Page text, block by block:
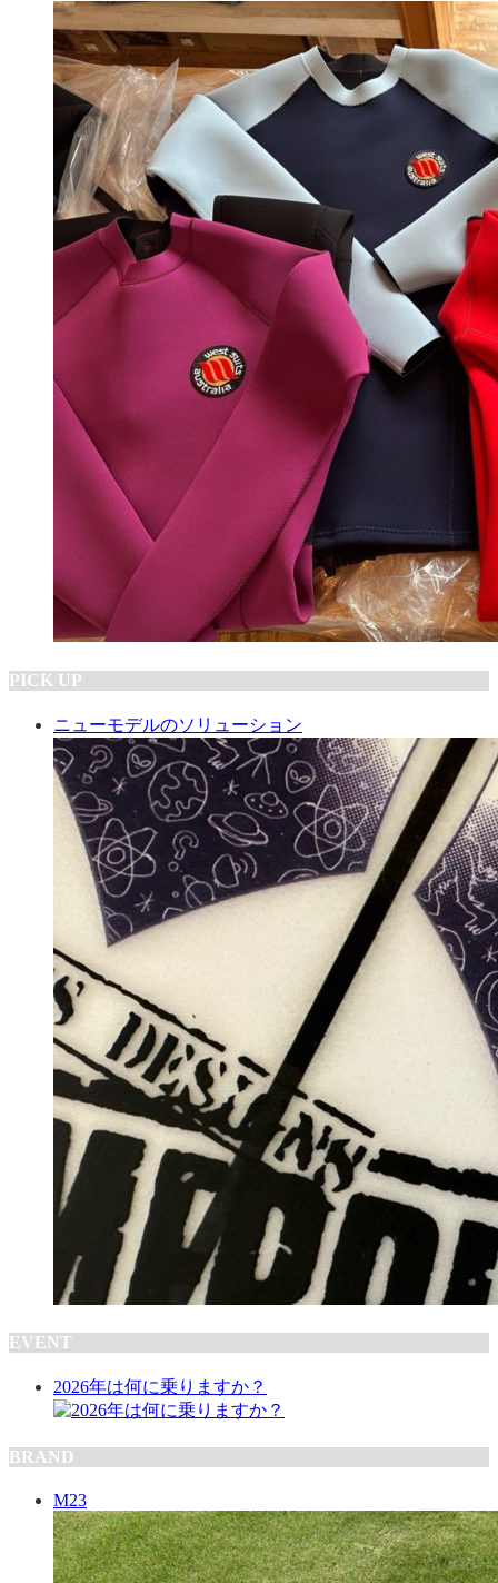
PICK UP
ニューモデルのソリューション
EVENT
2026年は何に乗りますか？
BRAND
M23